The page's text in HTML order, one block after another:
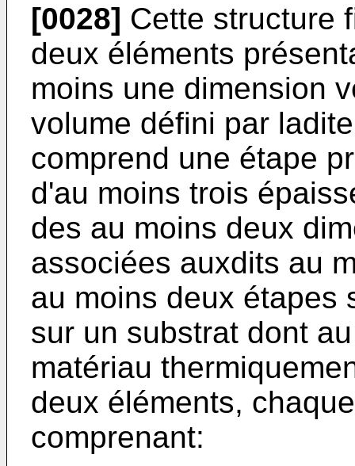
[0028] Cette structure
deux éléments
moins une dimension
volume défini par
comprend une étape
d'au moins trois
des au moins deux
associées auxdits au
au moins deux étapes
sur un substrat dont
matériau
deux éléments,
comprenant: